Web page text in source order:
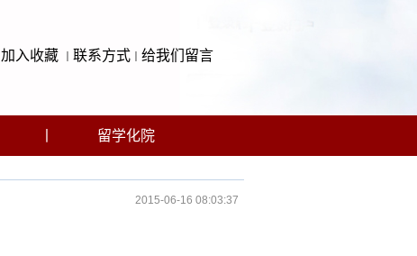
加入收藏 联系方式 给我们留言
留学化院
2015-06-16 08:03:37